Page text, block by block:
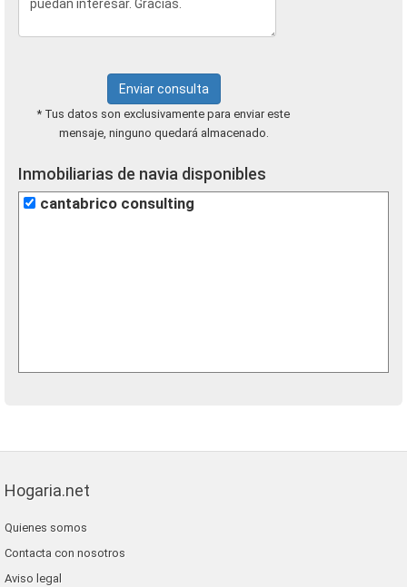
Enviar consulta
* Tus datos son exclusivamente para enviar este
mensaje, ninguno quedará almacenado.
Inmobiliarias de navia disponibles
cantabrico consulting
Hogaria.net
Quienes somos
Contacta con nosotros
Aviso legal